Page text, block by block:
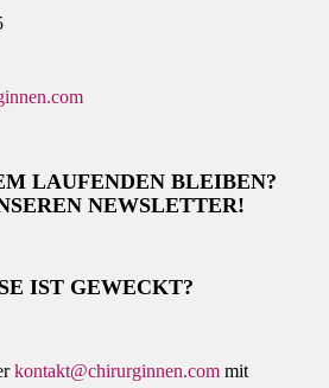
LAUFENDEN BLEIBEN?
NEWSLETTER!
IST GEWECKT?
kontakt@chirurginnen.com mit